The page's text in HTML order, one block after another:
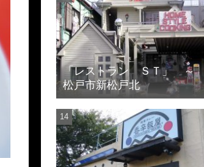
「レストラン ＳＴ」 ～
松戸市新松戸北